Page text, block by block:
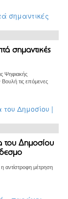
σημαντικές
Ψηφιακής
Βουλή τις επόμενες
του Δημοσίου
αντίστροφη μέτρηση